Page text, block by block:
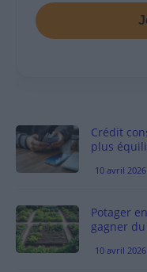
Crédit
plus
10 avril 2026
Potager
gagner
10 avril 2026